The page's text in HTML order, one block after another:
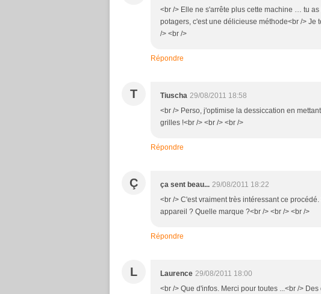
<br /> Elle ne s'arrête plus cette machine … tu
potagers, c'est une délicieuse méthode<br /> Je
/> <br />
Répondre
T Tiuscha 29/08/2011 18:58
<br /> Perso, j'optimise la dessiccation en
grilles !<br /> <br /> <br />
Répondre
Ç ça sent beau... 29/08/2011 18:22
<br /> C'est vraiment très intéressant ce
appareil ? Quelle marque ?<br /> <br /> <br />
Répondre
L Laurence 29/08/2011 18:00
<br /> Que d'infos. Merci pour toutes ...<br />